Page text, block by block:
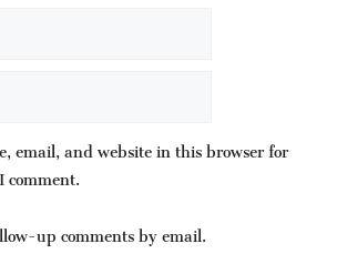
email, and website in this browser for
up comments by email.